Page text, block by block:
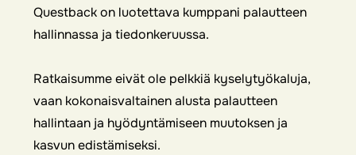
Questback on luotettava kumppani palautteen
hallinnassa ja tiedonkeruussa.
Ratkaisumme eivät ole pelkkiä kyselytyökaluja,
vaan kokonaisvaltainen alusta palautteen
hallintaan ja hyödyntämiseen muutoksen ja
kasvun edistämiseksi.